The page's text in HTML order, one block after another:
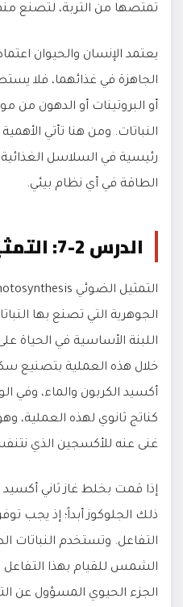
تمتصها من التربة، لتصنع
يعتمد الإنسان والحيوان
الجاهزة في غذائهما، فلا
أو البروتينات أو الدهون من
النباتات. ومن هنا تأتي
رئيسية في السلاسل الغذائية
الطاقة في أي نظام بيئي.
الدرس 2-7: التمثيل الضوئي
الجوهرية التي تصنع بها
اللبنة الأساسية في الحياة
خلال هذه العملية بتصنيع
أكسيد الكربون والماء، وفي
كناتج ثانوي لهذه العملية،
غنى عنه للأكسجين الذي
إذا قمت بخلط غاز ثاني أكسيد
ذلك الجلوكوز أبداً؛ إذ يجب
التفاعل. وتستخدم النباتات
الشمس للقيام بهذا التفاعل
الجزء الحيوي المسؤول عن